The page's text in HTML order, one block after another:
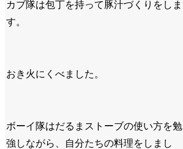
カブ隊は包丁を持って豚汁づくりをしま
す。
おき火にくべました。
ボーイ隊はだるまストーブの使い方を勉
強しながら、自分たちの料理をしまし